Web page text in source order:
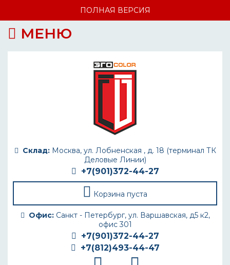
ПОЛНАЯ ВЕРСИЯ
МЕНЮ
Склад:Москва, ул. Лобненская , д. 18 (терминал ТК
Деловые Линии)
+7(901)372-44-27
Корзина пуста
Офис:Санкт - Петербург, ул. Варшавская, д5 к2,
офис 301
+7(901)372-44-27
+7(812)493-44-47